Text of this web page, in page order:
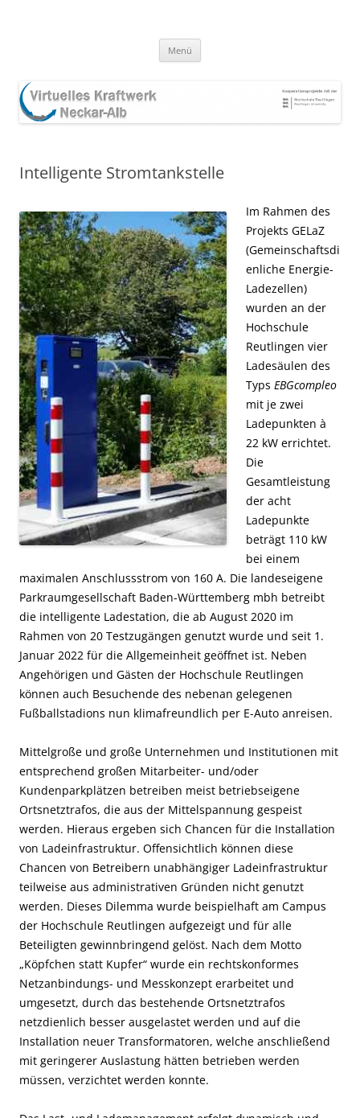
Menü
Intelligente Stromtankstelle
Im Rahmen des
Projekts GELaZ
(Gemeinschaftsdi
enliche Energie-
Ladezellen)
wurden an der
Hochschule
Reutlingen vier
Ladesäulen des
Typs EBGcompleo
mit je zwei
Ladepunkten à
22 kW errichtet.
Die
Gesamtleistung
der acht
Ladepunkte
beträgt 110 kW
bei einem
maximalen Anschlussstrom von 160 A. Die landeseigene
Parkraumgesellschaft Baden-Württemberg mbh betreibt
die intelligente Ladestation, die ab August 2020 im
Rahmen von 20 Testzugängen genutzt wurde und seit 1.
Januar 2022 für die Allgemeinheit geöffnet ist. Neben
Angehörigen und Gästen der Hochschule Reutlingen
können auch Besuchende des nebenan gelegenen
Fußballstadions nun klimafreundlich per E-Auto anreisen.
Mittelgroße und große Unternehmen und Institutionen mit
entsprechend großen Mitarbeiter- und/oder
Kundenparkplätzen betreiben meist betriebseigene
Ortsnetztrafos, die aus der Mittelspannung gespeist
werden. Hieraus ergeben sich Chancen für die Installation
von Ladeinfrastruktur. Offensichtlich können diese
Chancen von Betreibern unabhängiger Ladeinfrastruktur
teilweise aus administrativen Gründen nicht genutzt
werden. Dieses Dilemma wurde beispielhaft am Campus
der Hochschule Reutlingen aufgezeigt und für alle
Beteiligten gewinnbringend gelöst. Nach dem Motto
„Köpfchen statt Kupfer“ wurde ein rechtskonformes
Netzanbindungs- und Messkonzept erarbeitet und
umgesetzt, durch das bestehende Ortsnetztrafos
netzdienlich besser ausgelastet werden und auf die
Installation neuer Transformatoren, welche anschließend
mit geringerer Auslastung hätten betrieben werden
müssen, verzichtet werden konnte.